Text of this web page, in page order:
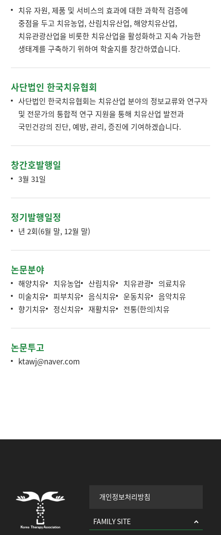
치유 자원, 제품 및 서비스의 효과에 대한 과학적 검증에
중점을 두고 치유농업, 산림치유산업, 해양치유산업,
치유관광산업을 비롯한 치유산업을 활성화하고 지속 가능한
생태계를 구축하기 위하여 학술지를 창간하였습니다.
사단법인 한국치유협회
사단법인 한국치유협회는 치유산업 분야의 정보교류와 연구자
및 전문가의 통합적 연구 지원을 통해 치유산업 발전과
국민건강의 진단, 예방, 관리, 증진에 기여하겠습니다.
창간호발행일
3월 31일
정기발행일정
년 2회(6월 말, 12월 말)
논문분야
해양치유 치유농업 산림치유 치유관광
의료치유
미술치유
피부치유 음식치유 운동치유
음악치유
향기치유
정신치유 재활치유 전통(한의)치유
논문투고
ktawj@naver.com
개인정보처리방침
FAMILY SITE